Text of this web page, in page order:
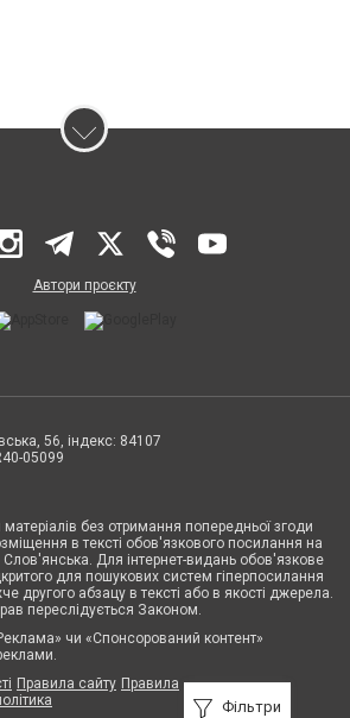
Фільтри
Автори проєкту
56, індекс: 84107
05099
без отримання попередньої згоди
в тексті обов'язкового посилання на
Для інтернет-видань обов'язкове
для пошукових систем гіперпосилання
другого абзацу в тексті або в якості джерела.
переслідується Законом.
чи «Спонсорований контент»
Правила сайту Правила